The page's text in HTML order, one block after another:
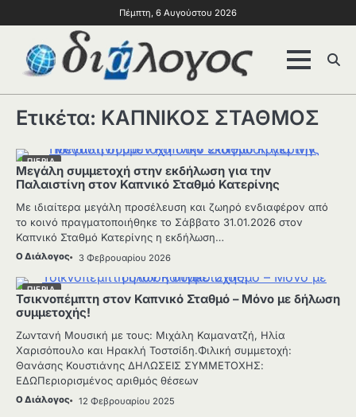
Πέμπτη, 6 Αυγούστου 2026
Ετικέτα: ΚΑΠΝΙΚΟΣ ΣΤΑΘΜΟΣ
ΠΙΕΡΙΑ
Μεγάλη συμμετοχή στην εκδήλωση για την
Παλαιστίνη στον Καπνικό Σταθμό Κατερίνης
Με ιδιαίτερα μεγάλη προσέλευση και ζωηρό ενδιαφέρον από
το κοινό πραγματοποιήθηκε το Σάββατο 31.01.2026 στον
Καπνικό Σταθμό Κατερίνης η εκδήλωση…
Ο Διάλογος 3 Φεβρουαρίου 2026
ΠΙΕΡΙΑ
Τσικνοπέμπτη στον Καπνικό Σταθμό – Μόνο με δήλωση
συμμετοχής!
Ζωντανή Μουσική με τους: Μιχάλη Καμανατζή, Ηλία
Χαρισόπουλο και Ηρακλή Τοστσίδη.Φιλική συμμετοχή:
Θανάσης Κουστιάνης ΔΗΛΩΣΕΙΣ ΣΥΜΜΕΤΟΧΗΣ:
ΕΔΩΠεριορισμένος αριθμός θέσεων
Ο Διάλογος 12 Φεβρουαρίου 2025